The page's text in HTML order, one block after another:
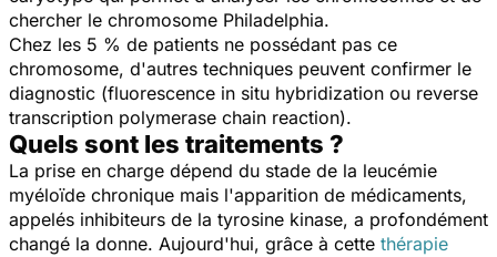
chercher le chromosome Philadelphia.
Chez les 5 % de patients ne possédant pas ce
chromosome, d'autres techniques peuvent confirmer le
diagnostic (fluorescence in situ hybridization ou reverse
transcription polymerase chain reaction).
Quels sont les traitements ?
La prise en charge dépend du stade de la leucémie
myéloïde chronique mais l'apparition de médicaments,
appelés inhibiteurs de la tyrosine kinase, a profondément
changé la donne. Aujourd'hui, grâce à cette thérapie